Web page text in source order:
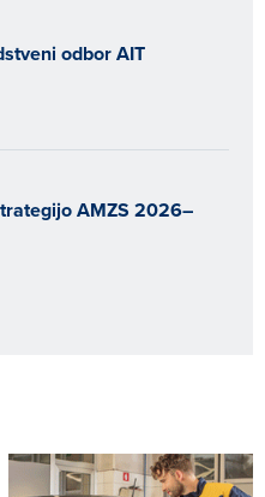
odbor AIT
AMZS 2026–